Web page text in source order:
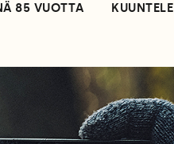
85 VUOTTA KUUNTELE